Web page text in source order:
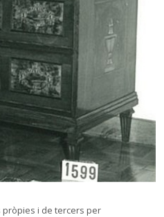
i de tercers per